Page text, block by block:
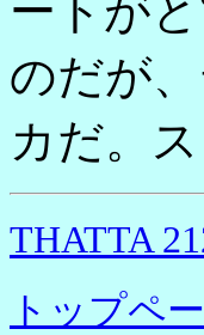
ートが
のだが
カだ。
THATTA
トップペ